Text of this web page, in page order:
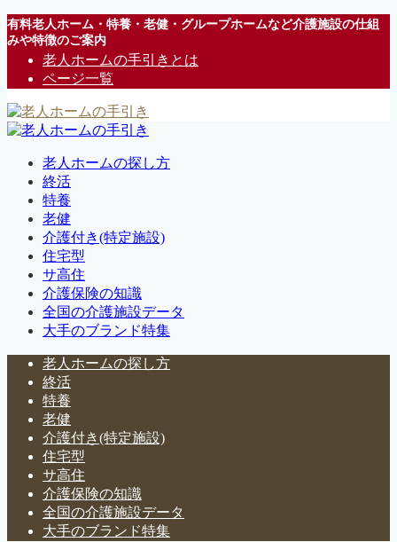
有料老人ホーム・特養・老健・グループホームなど介護施設の仕組
みや特徴のご案内
老人ホームの手引きとは
ページ一覧
老人ホームの探し方
終活
特養
老健
介護付き(特定施設)
住宅型
サ高住
介護保険の知識
全国の介護施設データ
大手のブランド特集
老人ホームの探し方
終活
特養
老健
介護付き(特定施設)
住宅型
サ高住
介護保険の知識
全国の介護施設データ
大手のブランド特集